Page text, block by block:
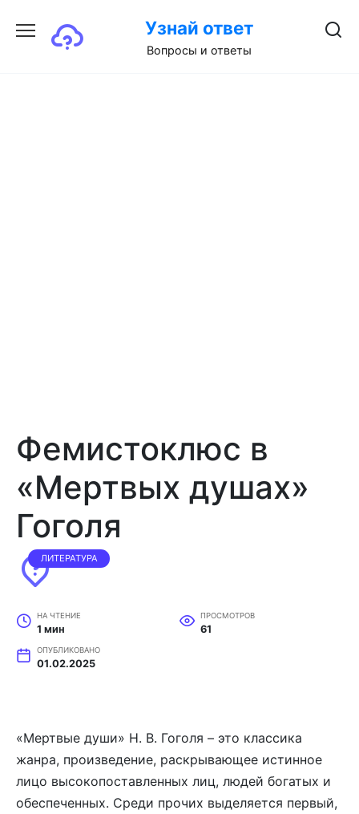
содержанию
Узнай ответ
Вопросы и ответы
Фемистоклюс в
«Мертвых душах»
Гоголя
ЛИТЕРАТУРА
НА ЧТЕНИЕ
1 мин
ПРОСМОТРОВ
61
ОПУБЛИКОВАНО
01.02.2025
«Мертвые души» Н. В. Гоголя – это классика
жанра, произведение, раскрывающее истинное
лицо высокопоставленных лиц, людей богатых и
обеспеченных. Среди прочих выделяется первый,